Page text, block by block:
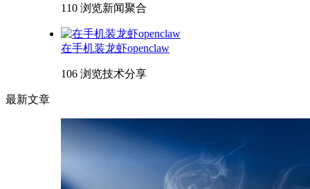
110 浏览新闻聚合
在手机装龙虾openclaw
106 浏览技术分享
最新文章